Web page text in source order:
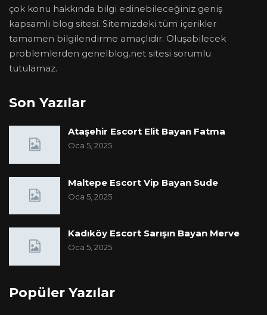
çok konu hakkında bilgi edinebileceğiniz geniş
kapsamlı blog sitesi. Sitemizdeki tüm içerikler
tamamen bilgilendirme amaçlıdır. Oluşabilecek
problemlerden genelblog.net sitesi sorumlu
tutulamaz.
Son Yazılar
Ataşehir Escort Elit Bayan Fatma
Oca 5, 2025
Maltepe Escort Vip Bayan Sude
Oca 5, 2025
Kadıköy Escort Sarışın Bayan Merve
Oca 5, 2025
Popüler Yazılar